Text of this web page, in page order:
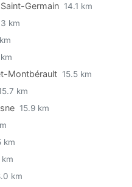
Germain 14.1 km
km
Montbérault 15.5 km
km
15.9 km
km
km
km